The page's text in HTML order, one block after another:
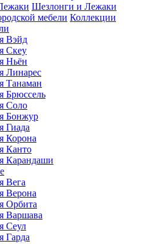
Шезлонги и Лежаки
Коллекции
Вэйд
Скеу
Ньён
Линарес
Танаман
Брюссель
Соло
Бонжур
Гиада
Корона
Канто
Карандаши
Вега
Верона
Орбита
Варшава
Сеул
Гарда